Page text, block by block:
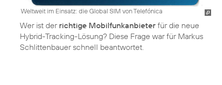
Weltweit im Einsatz: die Global SIM von Telefónica
Wer ist der richtige Mobilfunkanbieter für die neue
Hybrid-Tracking-Lösung? Diese Frage war für Markus
Schlittenbauer schnell beantwortet.